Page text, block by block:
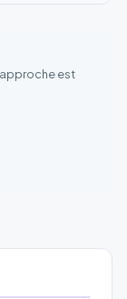
est